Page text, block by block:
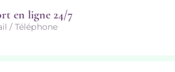
en ligne 24/7
/ Téléphone